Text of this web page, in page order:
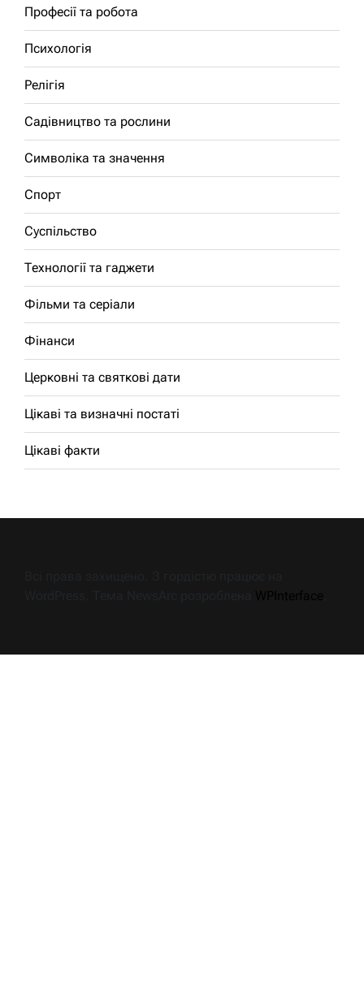
Професії та робота
Психологія
Релігія
Садівництво та рослини
Символіка та значення
Спорт
Суспільство
Технології та гаджети
Фільми та серіали
Фінанси
Церковні та святкові дати
Цікаві та визначні постаті
Цікаві факти